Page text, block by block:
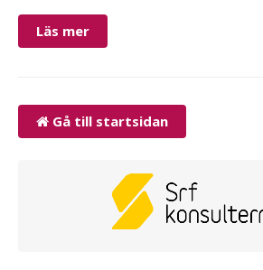
Läs mer
Gå till startsidan